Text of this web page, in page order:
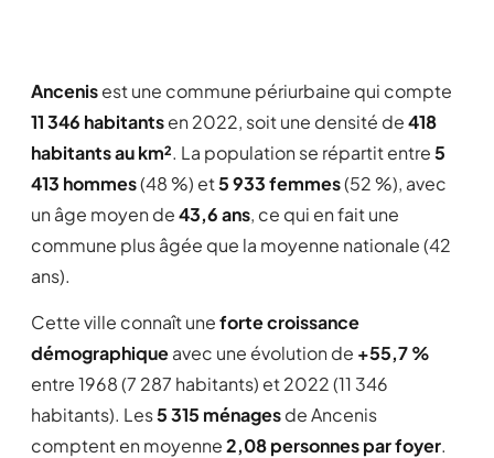
Ancenisest une commune périurbaine qui compte
11 346 habitantsen 2022, soit une densité de418
habitants au km². La population se répartit entre5
413 hommes(48 %) et5 933 femmes(52 %), avec
un âge moyen de43,6 ans, ce qui en fait une
commune plus âgée que la moyenne nationale (42
ans).
Cette ville connaît uneforte croissance
démographiqueavec une évolution de +55,7 %
entre 1968 (7 287 habitants) et 2022 (11 346
habitants). Les5 315 ménagesde Ancenis
comptent en moyenne2,08 personnes par foyer.